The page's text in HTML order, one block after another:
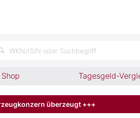
WKN/ISIN oder Suchbegriff
Tagesgeld-
überzeugt +++